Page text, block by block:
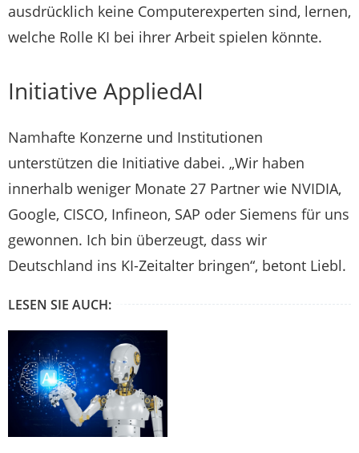
ausdrücklich keine Computerexperten sind, lernen,
welche Rolle KI bei ihrer Arbeit spielen könnte.
Initiative AppliedAI
Namhafte Konzerne und Institutionen
unterstützen die Initiative dabei. „Wir haben
innerhalb weniger Monate 27 Partner wie NVIDIA,
Google, CISCO, Infineon, SAP oder Siemens für uns
gewonnen. Ich bin überzeugt, dass wir
Deutschland ins KI-Zeitalter bringen“, betont Liebl.
LESEN SIE AUCH: